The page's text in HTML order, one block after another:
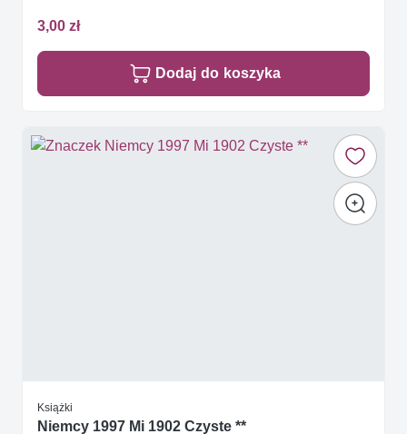
3,00 zł
Dodaj do koszyka
Książki
Niemcy 1997 Mi 1902 Czyste **